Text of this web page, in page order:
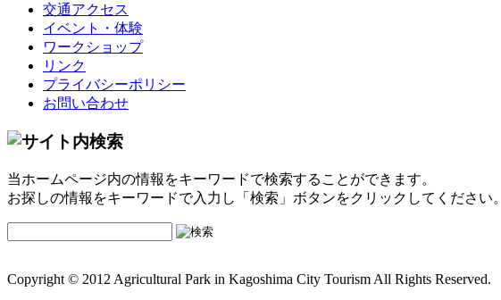
交通アクセス
イベント・体験
ワークショップ
リンク
プライバシーポリシー
お問い合わせ
当ホームページ内の情報をキーワードで検索することができます。
お探しの情報をキーワードで入力し「検索」ボタンをクリックしてください。
Copyright © 2012 Agricultural Park in Kagoshima City Tourism All Rights Reserved.